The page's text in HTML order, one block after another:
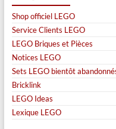
Shop officiel LEGO
Service Clients LEGO
LEGO Briques et Pièces
Notices LEGO
Sets LEGO bientôt
Bricklink
LEGO Ideas
Lexique LEGO